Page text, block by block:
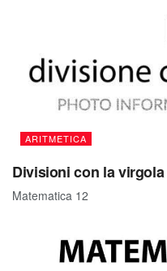
ARITMETICA
Divisioni con la virgola
Matematica 12